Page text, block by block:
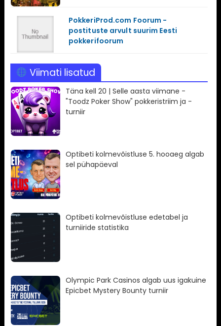
PokkeriProd.com Foorum -
postituste arvult suurim Eesti
pokkerifoorum
Viimati lisatud
Täna kell 20 | Selle aasta viimane -
"Toodz Poker Show" pokkeristriim ja -
turniir
Optibeti kolmevõistluse 5. hooaeg algab
sel pühapäeval
Optibeti kolmevõistluse edetabel ja
turniiride statistika
Olympic Park Casinos algab uus igakuine
Epicbet Mystery Bounty turniir